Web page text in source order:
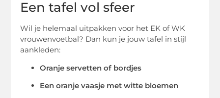
Een tafel vol sfeer
Wil je helemaal uitpakken voor het EK of WK
vrouwenvoetbal? Dan kun je jouw tafel in stijl
aankleden:
Oranje servetten of bordjes
Een oranje vaasje met witte bloemen